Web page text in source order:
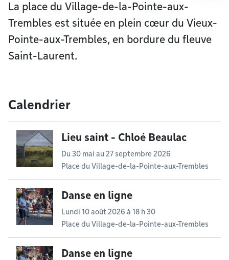
La place du Village-de-la-Pointe-aux-
Trembles est située en plein cœur du Vieux-
Pointe-aux-Trembles, en bordure du fleuve
Saint-Laurent.
Calendrier
Lieu saint - Chloé Beaulac
Du 30 mai au 27 septembre 2026
Place du Village-de-la-Pointe-aux-Trembles
Danse en ligne
Lundi 10 août 2026 à 18 h 30
Place du Village-de-la-Pointe-aux-Trembles
Danse en ligne